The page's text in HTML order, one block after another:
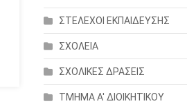
ΣΤΕΛΕΧΟΙ ΕΚΠΑΙΔΕΥΣΗΣ
ΣΧΟΛΕΙΑ
ΣΧΟΛΙΚΕΣ ΔΡΑΣΕΙΣ
ΤΜΗΜΑ Α' ΔΙΟΙΚΗΤΙΚΟΥ